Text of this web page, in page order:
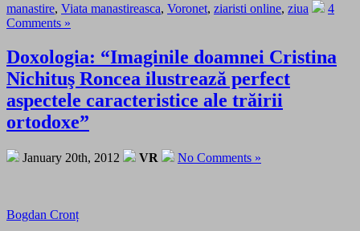
manastire, Viata manastireasca, Voronet, ziaristi online, ziua
4
Comments »
Doxologia: “Imaginile doamnei Cristina
Nichituş Roncea ilustrează perfect
aspectele caracteristice ale trăirii
ortodoxe”
January 20th, 2012 VR No Comments »
Bogdan Cronț